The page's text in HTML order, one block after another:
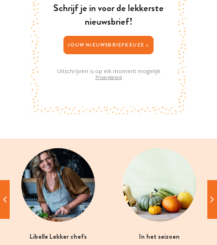
Schrijf je in voor de lekkerste
nieuwsbrief!
JOUW NIEUWSBRIEFKEUZE >
Uitschrijven is op elk moment mogelijk
Privacybeleid
Libelle Lekker chefs In het seizoen